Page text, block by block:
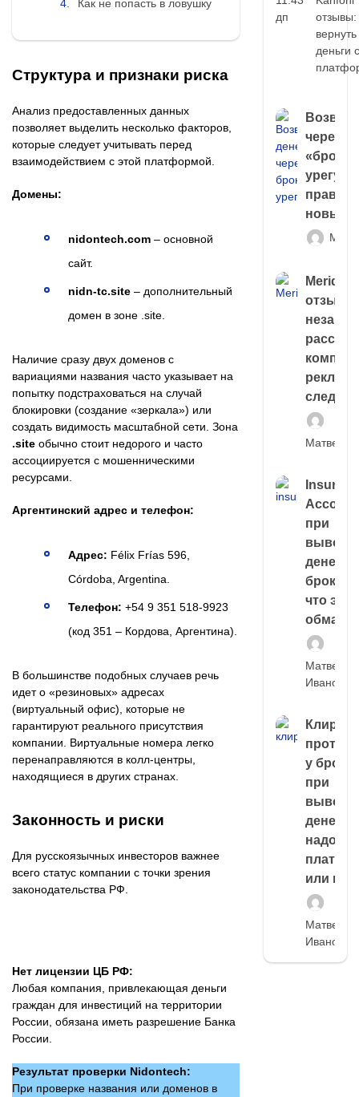
Как не попасть в ловушку
Структура и признаки риска
Анализ предоставленных данных
позволяет выделить несколько факторов,
которые следует учитывать перед
взаимодействием с этой платформой.
Домены:
nidontech.com – основной
сайт.
nidn-tc.site – дополнительный
домен в зоне .site.
Наличие сразу двух доменов с
вариациями названия часто указывает на
попытку подстраховаться на случай
блокировки (создание «зеркала») или
создать видимость масштабной сети. Зона
.site обычно стоит недорого и часто
ассоциируется с мошенническими
ресурсами.
Аргентинский адрес и телефон:
Адрес: Félix Frías 596,
Córdoba, Argentina.
Телефон: +54 9 351 518-9923
(код 351 – Кордова, Аргентина).
В большинстве подобных случаев речь
идет о «резиновых» адресах
(виртуальный офис), которые не
гарантируют реального присутствия
компании. Виртуальные номера легко
перенаправляются в колл-центры,
находящиеся в других странах.
Законность и риски
Для русскоязычных инвесторов важнее
всего статус компании с точки зрения
законодательства РФ.
Нет лицензии ЦБ РФ:
Любая компания, привлекающая деньги
граждан для инвестиций на территории
России, обязана иметь разрешение Банка
России.
Результат проверки Nidontech:
При проверке названия или доменов в
дп
отзывы:
вернуть
деньги с
через
правда
новый
следа
Матвей
Account
при
выводе
денег у
что это,
обман?
Матвей
Иванов
Клиринг
у
при
выводе
денег,
надо
платить
или
Матвей
Иванов